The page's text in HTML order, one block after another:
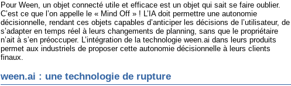
Pour Ween, un objet connecté utile et efficace est un objet qui sait se faire oublier.
C’est ce que l’on appelle le « Mind Off » ! L’IA doit permettre une autonomie
décisionnelle, rendant ces objets capables d’anticiper les décisions de l’utilisateur, de
s’adapter en temps réel à leurs changements de planning, sans que le propriétaire
n’ait à s’en préoccuper. L’intégration de la technologie ween.ai dans leurs produits
permet aux industriels de proposer cette autonomie décisionnelle à leurs clients
finaux.
ween.ai : une technologie de rupture